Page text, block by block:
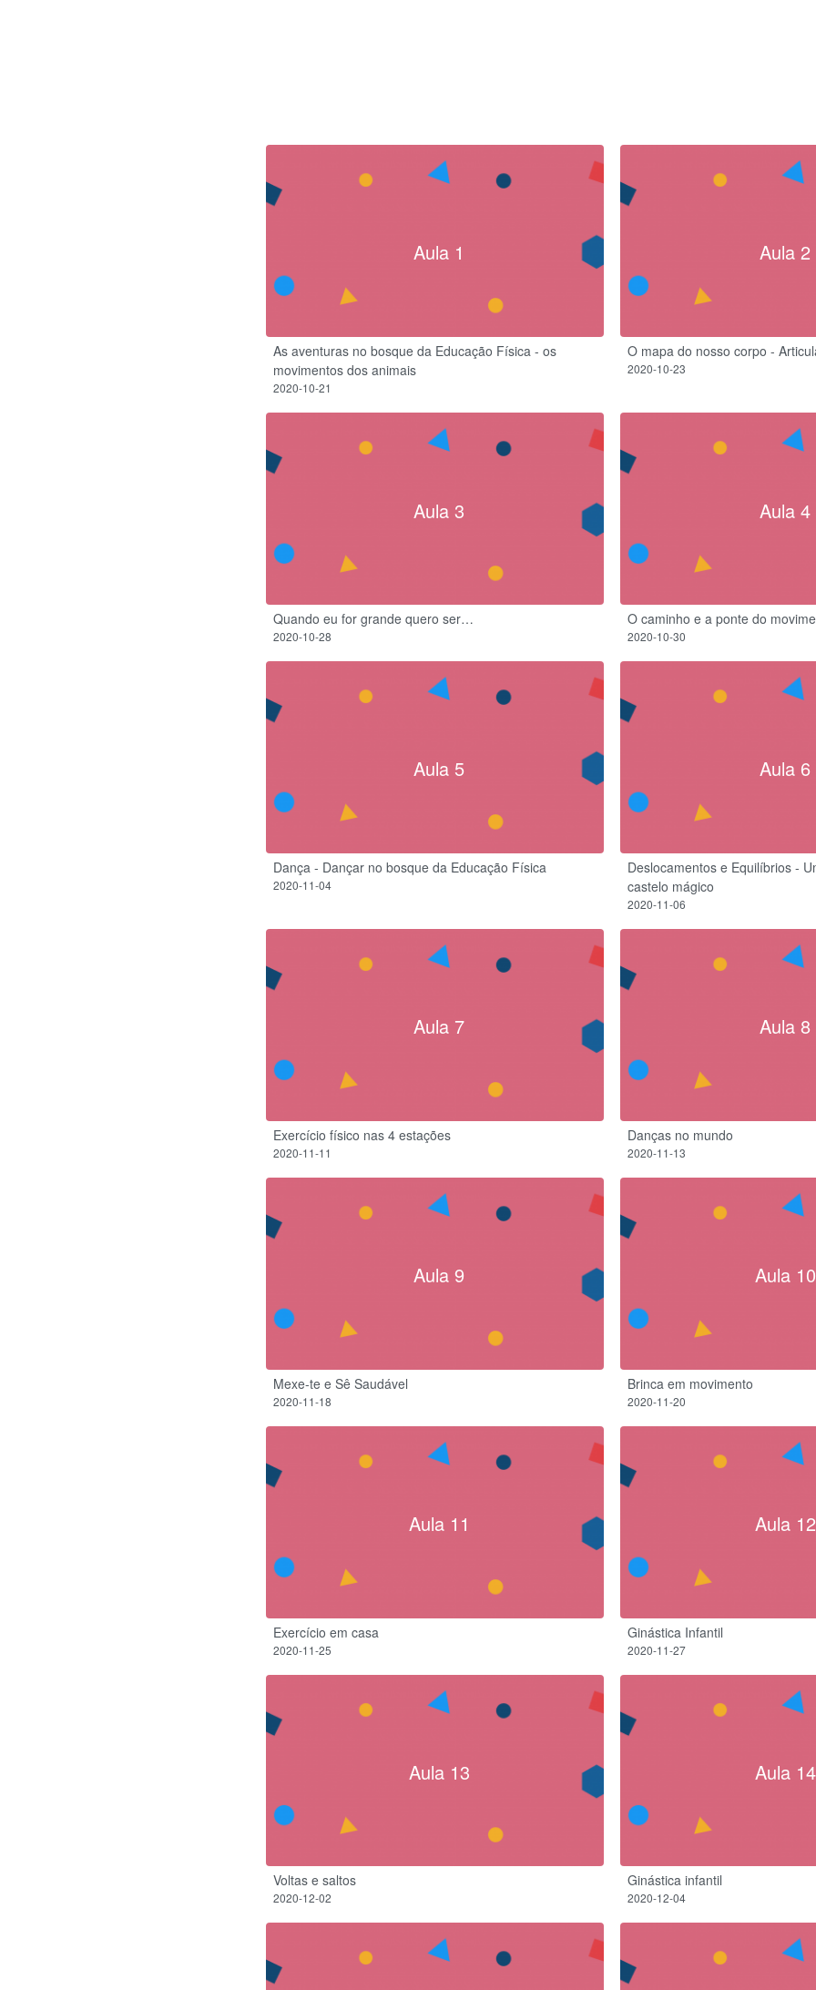
Aula 1
As aventuras no bosque da Educação Física - os
movimentos dos animais
2020-10-21
Aula 2
O mapa do nosso corpo -
2020-10-23
Aula 3
Quando eu for grande quero ser…
2020-10-28
Aula 4
O caminho e a ponte do
2020-10-30
Aula 5
Dança - Dançar no bosque da Educação Física
2020-11-04
Aula 6
Deslocamentos e Equilíbrios -
castelo mágico
2020-11-06
Aula 7
Exercício físico nas 4 estações
2020-11-11
Aula 8
Danças no mundo
2020-11-13
Aula 9
Mexe-te e Sê Saudável
2020-11-18
Aula 10
Brinca em movimento
2020-11-20
Aula 11
Exercício em casa
2020-11-25
Aula 12
Ginástica Infantil
2020-11-27
Aula 13
Voltas e saltos
2020-12-02
Aula 14
Ginástica infantil
2020-12-04